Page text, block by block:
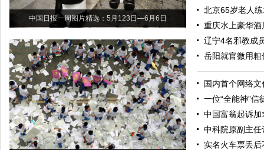
中国日报一周图片精选：5月123日—6月6日
北京65岁老人
重庆水上豪华
辽宁4名邪教成
岳阳就官微用
国内首个网络
一位“全能神”信
中国富翁起诉
中科院原副主
实名火车票丢